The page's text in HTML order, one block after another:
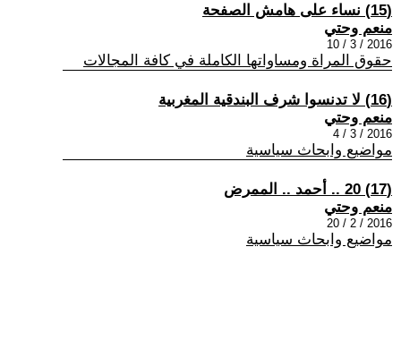
(15) نساء على هامش الصفحة
منعم وحتي
2016 / 3 / 10
حقوق المراة ومساواتها الكاملة في كافة المجالات
(16) لا تدنسوا شرف البندقية المغربية
منعم وحتي
2016 / 3 / 4
مواضيع وابحاث سياسية
(17) 20 .. أحمد .. الممرض
منعم وحتي
2016 / 2 / 20
مواضيع وابحاث سياسية